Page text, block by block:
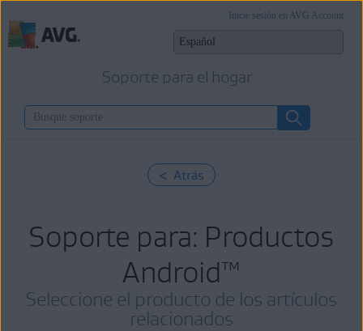
Soporte para el hogar
Inicie sesión en AVG Account
< Atrás
Soporte para: Productos
Android™
Seleccione el producto de los artículos
relacionados